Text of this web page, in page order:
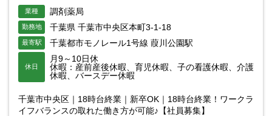
業種 調剤薬局
勤務地 千葉県 千葉市中央区本町3-1-18
最寄駅 千葉都市モノレール1号線 葭川公園駅
休日
月9～10日休
休暇：産前産後休暇、育児休暇、子の看護休暇、介護
休暇、バースデー休暇
千葉市中央区｜18時台終業｜新卒OK｜18時台終業！ワークラ
イフバランスの取れた働き方が可能♪【社員募集】